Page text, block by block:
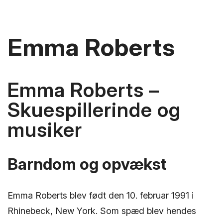
Emma Roberts
Emma Roberts –
Skuespillerinde og
musiker
Barndom og opvækst
Emma Roberts blev født den 10. februar 1991 i
Rhinebeck, New York. Som spæd blev hendes